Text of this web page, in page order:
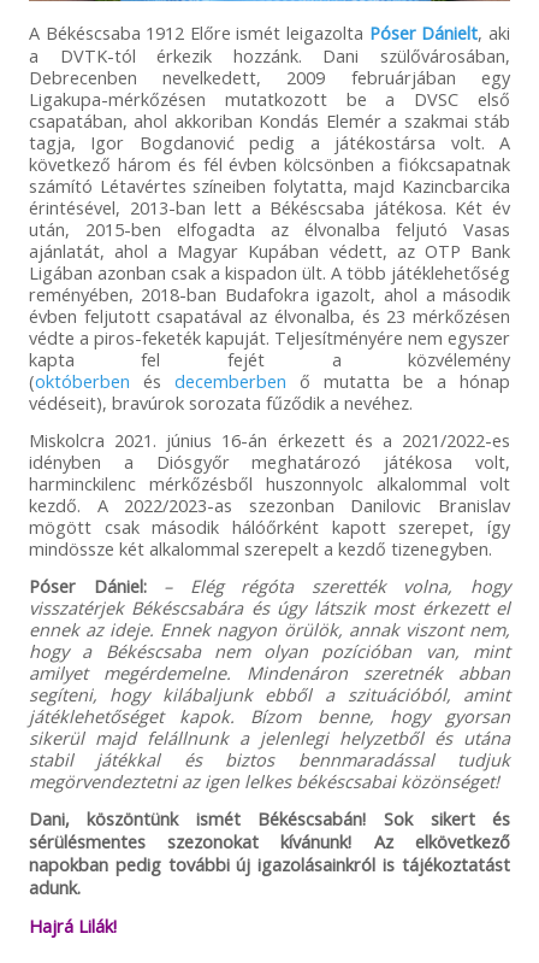
A Békéscsaba 1912 Előre ismét leigazolta Póser Dánielt, aki
a DVTK-tól érkezik hozzánk. Dani szülővárosában,
Debrecenben nevelkedett, 2009 februárjában egy
Ligakupa-mérkőzésen mutatkozott be a DVSC első
csapatában, ahol akkoriban Kondás Elemér a szakmai stáb
tagja, Igor Bogdanović pedig a játékostársa volt. A
következő három és fél évben kölcsönben a fiókcsapatnak
számító Létavértes színeiben folytatta, majd Kazincbarcika
érintésével, 2013-ban lett a Békéscsaba játékosa. Két év
után, 2015-ben elfogadta az élvonalba feljutó Vasas
ajánlatát, ahol a Magyar Kupában védett, az OTP Bank
Ligában azonban csak a kispadon ült. A több játéklehetőség
reményében, 2018-ban Budafokra igazolt, ahol a második
évben feljutott csapatával az élvonalba, és 23 mérkőzésen
védte a piros-feketék kapuját. Teljesítményére nem egyszer
kapta fel fejét a közvélemény
(októberben és decemberben ő mutatta be a hónap
védéseit), bravúrok sorozata fűződik a nevéhez.
Miskolcra 2021. június 16-án érkezett és a 2021/2022-es
idényben a Diósgyőr meghatározó játékosa volt,
harminckilenc mérkőzésből huszonnyolc alkalommal volt
kezdő. A 2022/2023-as szezonban Danilovic Branislav
mögött csak második hálóőrként kapott szerepet, így
mindössze két alkalommal szerepelt a kezdő tizenegyben.
Póser Dániel:
– Elég régóta szerették volna, hogy
visszatérjek Békéscsabára és úgy látszik most érkezett el
ennek az ideje. Ennek nagyon örülök, annak viszont nem,
hogy a Békéscsaba nem olyan pozícióban van, mint
amilyet megérdemelne. Mindenáron szeretnék abban
segíteni, hogy kilábaljunk ebből a szituációból, amint
játéklehetőséget kapok. Bízom benne, hogy gyorsan
sikerül majd felállnunk a jelenlegi helyzetből és utána
stabil játékkal és biztos bennmaradással tudjuk
megörvendeztetni az igen lelkes békéscsabai közönséget!
Dani, köszöntünk ismét Békéscsabán! Sok sikert és
sérülésmentes szezonokat kívánunk! Az elkövetkező
napokban pedig további új igazolásainkról is tájékoztatást
adunk.
Hajrá Lilák!